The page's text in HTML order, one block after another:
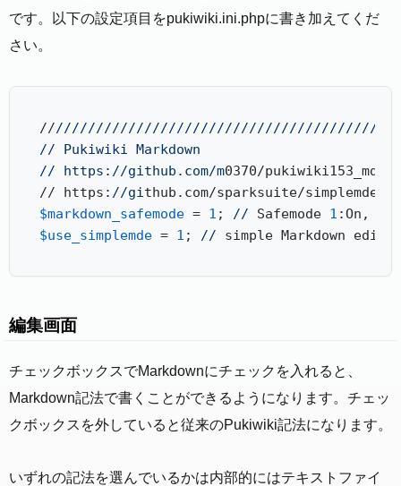
です。以下の設定項目をpukiwiki.ini.phpに書き加えてくだ
さい。
//////////////////////////////////////////
// Pukiwiki Markdown
// https://github.com/m0370/pukiwiki153_md
// https: //gi
$markdown_safemode = 1 ; // Safemode 1 :On,
$use_simplemde = 1 ; // simple Markdown
編集画面
チェックボックスでMarkdownにチェックを入れると、
Markdown記法で書くことができるようになります。チェッ
クボックスを外していると従来のPukiwiki記法になります。
いずれの記法を選んでいるかは内部的にはテキストファイ